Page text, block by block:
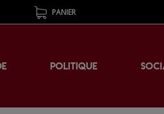
PANIER
POLITIQUE